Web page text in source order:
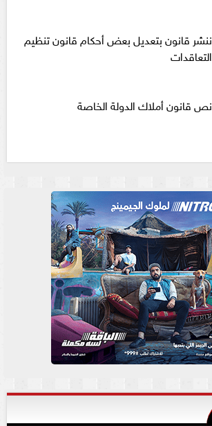
ننشر قانون بتعديل بعض أحكام قانون تنظيم
التعاقدات
نص قانون أملاك الدولة الخاصة